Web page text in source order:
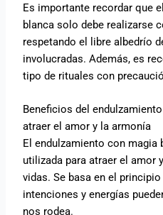
Es importante recordar que
blanca solo debe realizarse
respetando el libre albedrío
involucradas. Además, es
tipo de rituales con
Beneficios del
atraer el amor y la armonía
El endulzamiento con magia
utilizada para atraer el amor
vidas. Se basa en el
intenciones y energías
nos rodea.